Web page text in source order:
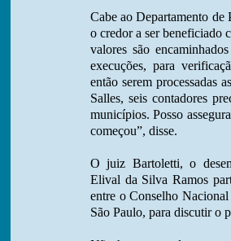
Cabe ao Departamento de
o credor a ser beneficiado
valores são
execuções, para
então serem processadas
Salles, seis contadores
municípios. Posso
começou”, disse.
O juiz Bartoletti, o
Elival da Silva Ramos
entre o Conselho
São Paulo, para discutir o